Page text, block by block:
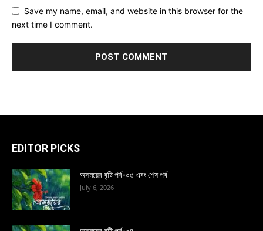
Save my name, email, and website in this browser for the
next time I comment.
EDITOR PICKS
অসময়ের বৃষ্টি পর্ব-০৫ এবং শেষ পর্ব
July 6, 2026